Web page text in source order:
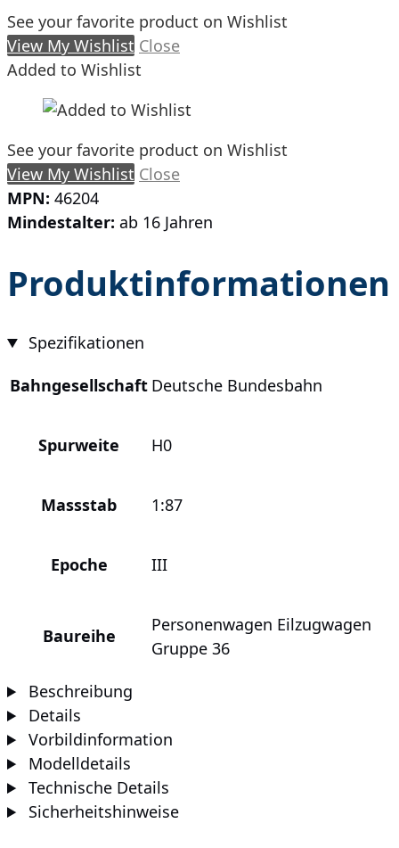
DC
LED+
Menge
See your favorite product on Wishlist
View My Wishlist Close
Added to Wishlist
See your favorite product on Wishlist
View My Wishlist Close
MPN: 46204
Mindestalter: ab 16 Jahren
Produktinformationen
Spezifikationen
Bahngesellschaft Deutsche Bundesbahn
Spurweite H0
Massstab 1:87
Epoche III
Baureihe
Personenwagen Eilzugwagen
Gruppe 36
Beschreibung
Details
Vorbildinformation
Modelldetails
Technische Details
Sicherheitshinweise